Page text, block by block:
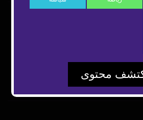
الحياة الاجتماعية والاقتصادية
. كما أن صناعة النفط قد وفرت
من تأسيس العديد من الشركات
استثمارية كبيرة.. أبرز مراحل
الإمارات نستعرضها معكم في هذا
محتوى